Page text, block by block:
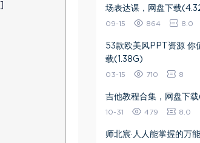
场表达课，网盘下载
09-15 864 8.0
53款欧美风PPT资源 你
载(1.38G)
03-15 710 8
吉他教程合集，网盘下
10-31 479 8.0
师北宸·人人能掌握的万